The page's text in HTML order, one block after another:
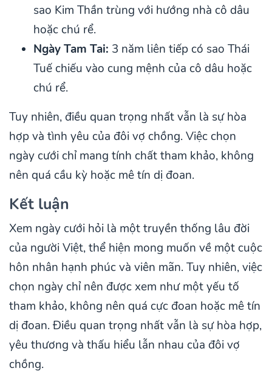
sao Kim Thần trùng với hướng nhà cô dâu
hoặc chú rể.
Ngày Tam Tai: 3 năm liên tiếp có sao Thái
Tuế chiếu vào cung mệnh của cô dâu hoặc
chú rể.
Tuy nhiên, điều quan trọng nhất vẫn là sự hòa
hợp và tình yêu của đôi vợ chồng. Việc chọn
ngày cưới chỉ mang tính chất tham khảo, không
nên quá cầu kỳ hoặc mê tín dị đoan.
Kết luận
Xem ngày cưới hỏi là một truyền thống lâu đời
của người Việt, thể hiện mong muốn về một cuộc
hôn nhân hạnh phúc và viên mãn. Tuy nhiên, việc
chọn ngày chỉ nên được xem như một yếu tố
tham khảo, không nên quá cực đoan hoặc mê tín
dị đoan. Điều quan trọng nhất vẫn là sự hòa hợp,
yêu thương và thấu hiểu lẫn nhau của đôi vợ
chồng.